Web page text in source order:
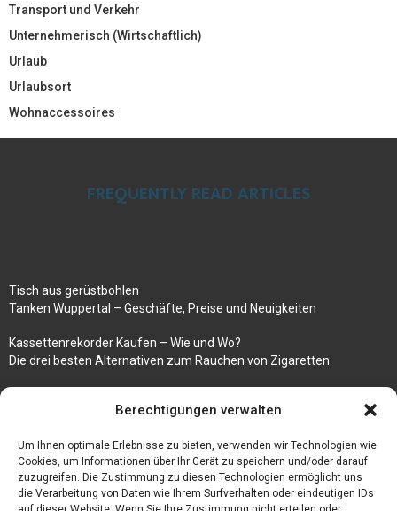
Berechtigungen verwalten
Um Ihnen optimale Erlebnisse zu bieten, verwenden wir Technologien wie
Cookies, um Informationen über Ihr Gerät zu speichern und/oder darauf
zuzugreifen. Die Zustimmung zu diesen Technologien ermöglicht uns
die Verarbeitung von Daten wie Ihrem Surfverhalten oder eindeutigen IDs
Transport und Verkehr
Unternehmerisch (Wirtschaftlich)
Urlaub
Urlaubsort
Wohnaccessoires
FREQUENTLY READ ARTICLES
Tisch aus gerüstbohlen
Tanken Wuppertal – Geschäfte, Preise und Neuigkeiten
Kassettenrekorder Kaufen – Wie und Wo?
Die drei besten Alternativen zum Rauchen von Zigaretten
Rezepte für gekochte Süßkartoffeln
Gönnen Sie sich bedruckte Fliesen mit einem eigenen Bild